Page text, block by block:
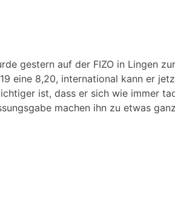
gestern auf der FIZO in Lingen zur
eine 8,20, international kann er
ist, dass er sich wie immer
machen ihn zu etwas ganz